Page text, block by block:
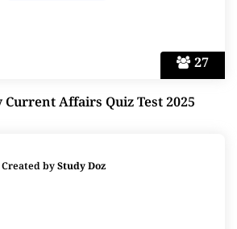
27
Current Affairs Quiz Test 2025
Created byStudy Doz